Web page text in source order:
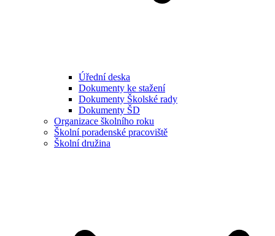
Úřední deska
Dokumenty ke stažení
Dokumenty Školské rady
Dokumenty ŠD
Organizace školního roku
Školní poradenské pracoviště
Školní družina